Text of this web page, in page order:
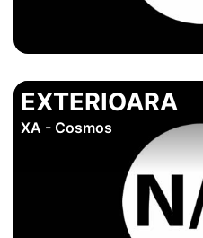
EXTERIOARA
XA - Cosmos